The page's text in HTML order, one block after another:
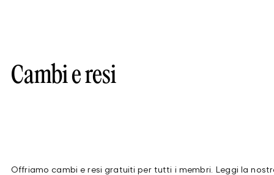
Cambi e resi
Offriamo cambi e resi gratuiti per tutti i membri. Leggi la